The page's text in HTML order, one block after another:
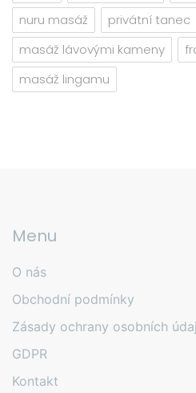
nuru masáž
privátní tanec
masáž lávovými kameny
masáž lingamu
Menu
O nás
Obchodní podmínky
Zásady ochrany osobních
GDPR
Kontakt